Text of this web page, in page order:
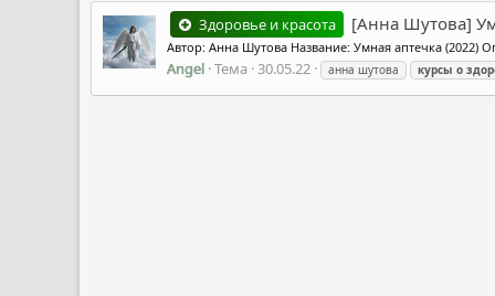
Здоровье и красота [Анна Шутова]
Автор: Анна Шутова Название: Умная аптечка (2022)
Angel Тема 30.05.22 анна шутова курсы о